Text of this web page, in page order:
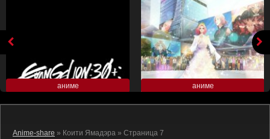
аниме аниме
Anime-share » Коити Ямадэра » Страница 7